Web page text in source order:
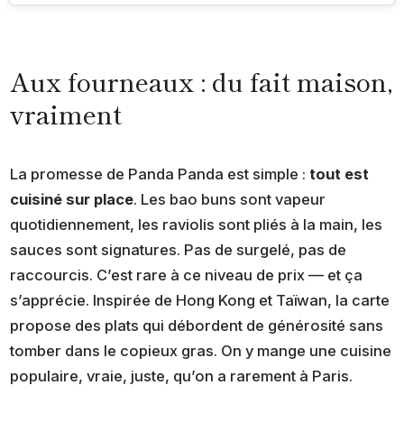
Aux fourneaux : du fait maison,
vraiment
La promesse de Panda Panda est simple : tout est
cuisiné sur place. Les bao buns sont vapeur
quotidiennement, les raviolis sont pliés à la main, les
sauces sont signatures. Pas de surgelé, pas de
raccourcis. C’est rare à ce niveau de prix — et ça
s’apprécie. Inspirée de Hong Kong et Taïwan, la carte
propose des plats qui débordent de générosité sans
tomber dans le copieux gras. On y mange une cuisine
populaire, vraie, juste, qu’on a rarement à Paris.